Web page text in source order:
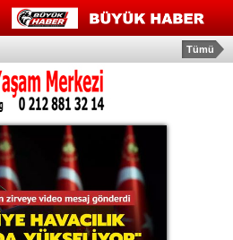
Tümü